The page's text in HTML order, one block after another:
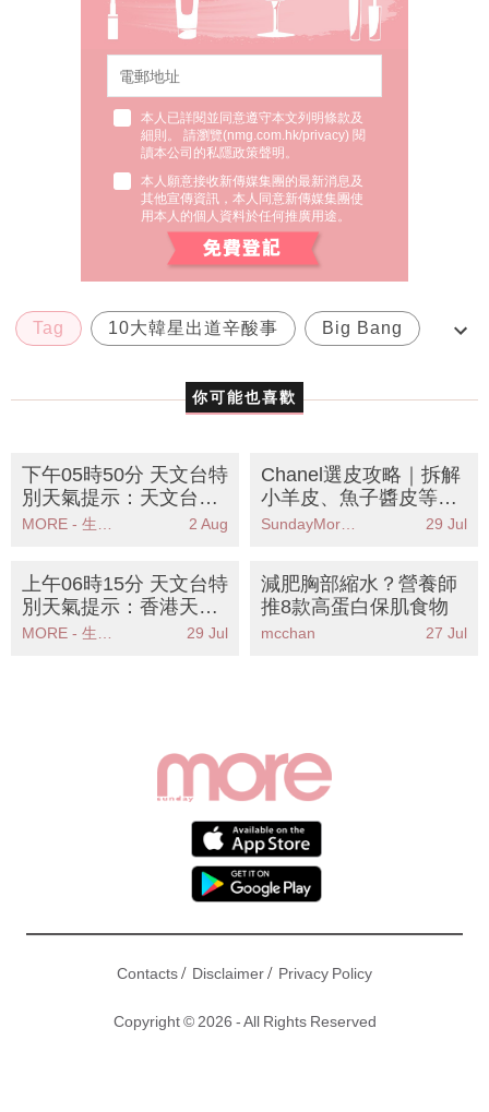
本人已詳閱並同意遵守本文列明條款及
細則。 請瀏覽(nmg.com.hk/privacy) 閱
讀本公司的私隱政策聲明。
本人願意接收新傳媒集團的最新消息及
其他宣傳資訊，本人同意新傳媒集團使
用本人的個人資料於任何推廣用途。
Tag 10大韓星出道辛酸事 Big Bang
你可能也喜歡
下午05時50分 天文台特
別天氣提示：天文台發
出特別天氣提示香港廣
MORE - 生活品味 2 Aug
Chanel選皮攻略｜拆解
小羊皮、魚子醬皮等5
大皮革優缺點 哪款最耐
SundayMore編輯部 29 Jul
上午06時15分 天文台特
別天氣提示：香港天文
台發出強陣風警告市民
29 Jul
減肥胸部縮水？營養師
推8款高蛋白保肌食物
mcchan 27 Jul
Contacts/ Disclaimer/ Privacy Policy
Copyright © 2026 - All Rights Reserved